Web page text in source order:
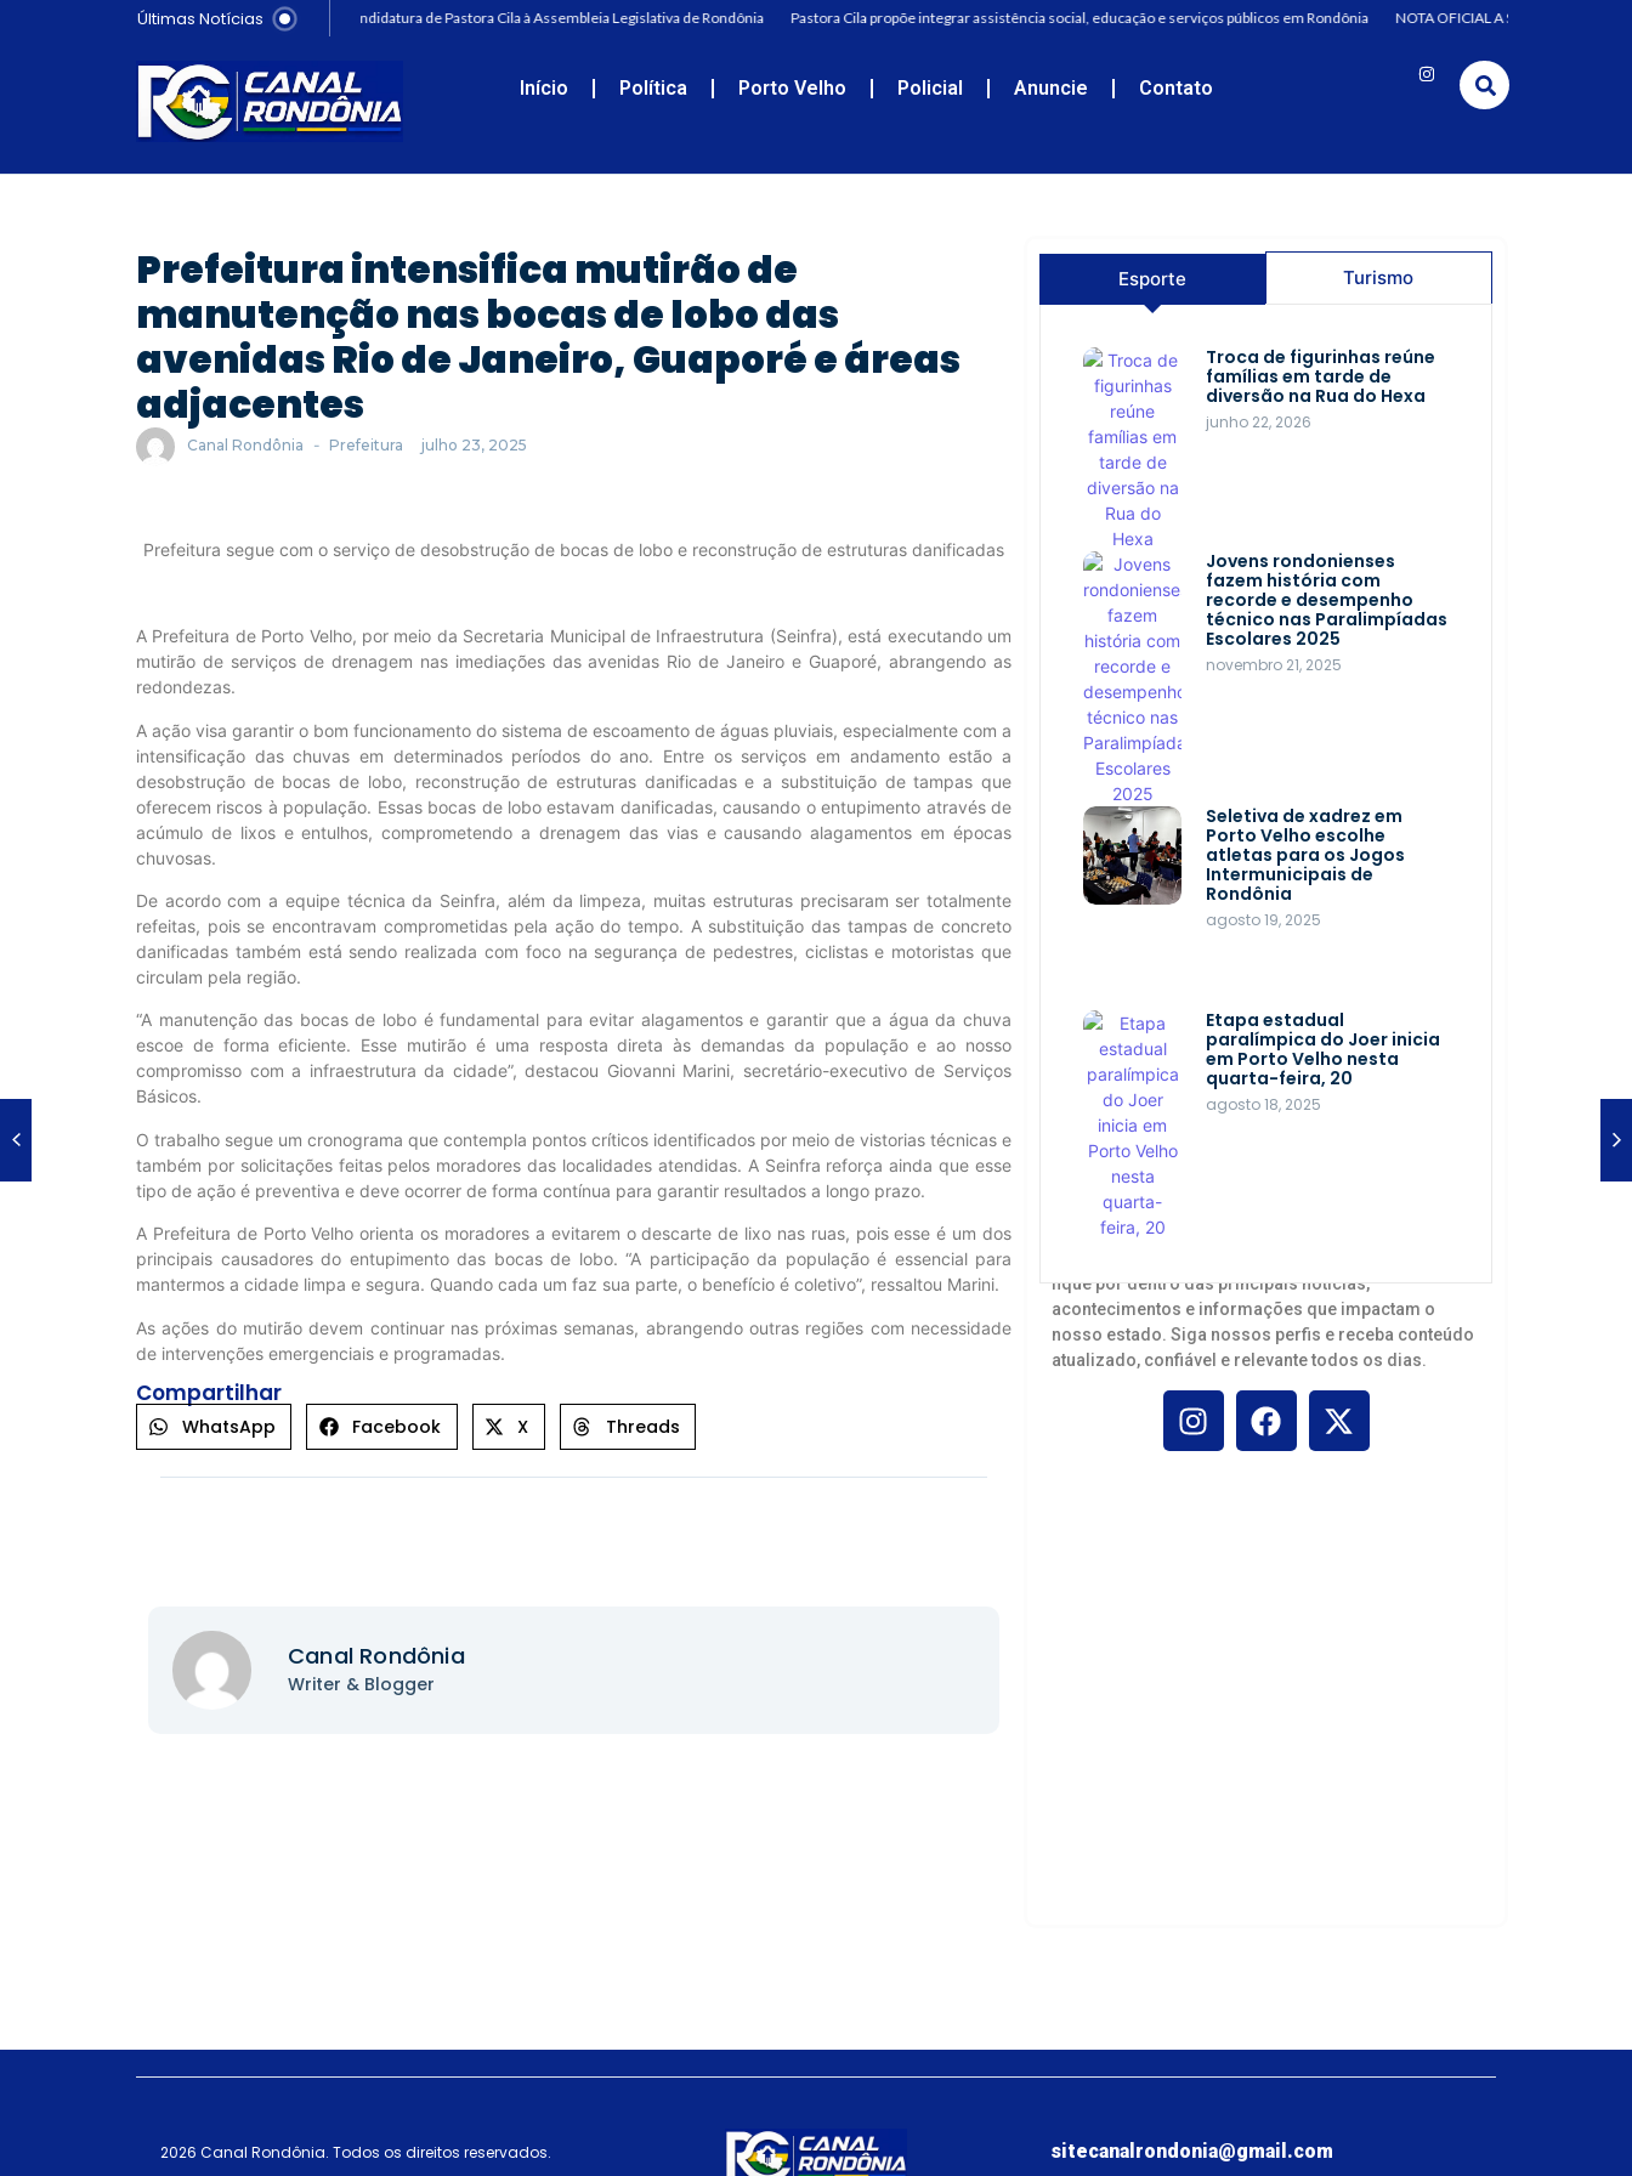
Últimas NotíciasPRD oficializa candidatura de Pastora Cila à Assembleia Legislativa de Rondônia Pastora Cila propõe integrar assistência social, educação e serviços públicos em Rondônia NOTA OFICIAL A Secretaria de Estado
Início Política Porto Velho Policial Anuncie Contato
Prefeitura intensifica mutirão de
manutenção nas bocas de lobo das
avenidas Rio de Janeiro, Guaporé e áreas
adjacentes
Canal Rondônia - Prefeitura julho 23, 2025
Prefeitura segue com o serviço de desobstrução de bocas de lobo e reconstrução de estruturas danificadas
A Prefeitura de Porto Velho, por meio da Secretaria Municipal de Infraestrutura (Seinfra), está executando um
mutirão de serviços de drenagem nas imediações das avenidas Rio de Janeiro e Guaporé, abrangendo as
redondezas.
A ação visa garantir o bom funcionamento do sistema de escoamento de águas pluviais, especialmente com a
intensificação das chuvas em determinados períodos do ano. Entre os serviços em andamento estão a
desobstrução de bocas de lobo, reconstrução de estruturas danificadas e a substituição de tampas que
oferecem riscos à população. Essas bocas de lobo estavam danificadas, causando o entupimento através de
acúmulo de lixos e entulhos, comprometendo a drenagem das vias e causando alagamentos em épocas
chuvosas.
De acordo com a equipe técnica da Seinfra, além da limpeza, muitas estruturas precisaram ser totalmente
refeitas, pois se encontravam comprometidas pela ação do tempo. A substituição das tampas de concreto
danificadas também está sendo realizada com foco na segurança de pedestres, ciclistas e motoristas que
circulam pela região.
“A manutenção das bocas de lobo é fundamental para evitar alagamentos e garantir que a água da chuva
escoe de forma eficiente. Esse mutirão é uma resposta direta às demandas da população e ao nosso
compromisso com a infraestrutura da cidade”, destacou Giovanni Marini, secretário-executivo de Serviços
Básicos.
O trabalho segue um cronograma que contempla pontos críticos identificados por meio de vistorias técnicas e
também por solicitações feitas pelos moradores das localidades atendidas. A Seinfra reforça ainda que esse
tipo de ação é preventiva e deve ocorrer de forma contínua para garantir resultados a longo prazo.
A Prefeitura de Porto Velho orienta os moradores a evitarem o descarte de lixo nas ruas, pois esse é um dos
principais causadores do entupimento das bocas de lobo. “A participação da população é essencial para
mantermos a cidade limpa e segura. Quando cada um faz sua parte, o benefício é coletivo”, ressaltou Marini.
As ações do mutirão devem continuar nas próximas semanas, abrangendo outras regiões com necessidade
de intervenções emergenciais e programadas.
Compartilhar
WhatsApp Facebook X Threads
Canal Rondônia
Writer & Blogger
Esporte Turismo
Troca de figurinhas reúne
famílias em tarde de
diversão na Rua do Hexa
junho 22, 2026
Jovens rondonienses
fazem história com
recorde e desempenho
técnico nas Paralimpíadas
Escolares 2025
novembro 21, 2025
Seletiva de xadrez em
Porto Velho escolhe
atletas para os Jogos
Intermunicipais de
Rondônia
agosto 19, 2025
Etapa estadual
paralímpica do Joer inicia
em Porto Velho nesta
quarta-feira, 20
agosto 18, 2025
Porto Velho agora é
Capital nacional da pesca
esportiva e observação de
aves
Aventura no Igarapé Açú
são variadas e revelam
paraíso pouco explorado
setembro 9, 2025
grandes espécies
janeiro 30, 2024
fique por dentro das principais notícias,
acontecimentos e informações que impactam o
nosso estado. Siga nossos perfis e receba conteúdo
atualizado, confiável e relevante todos os dias.
2026 Canal Rondônia. Todos os direitos reservados. sitecanalrondonia@gmail.com